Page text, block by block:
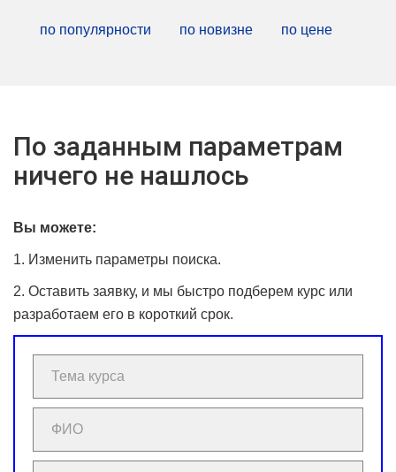
по популярности по новизне по цене
По заданным параметрам
ничего не нашлось
Вы можете:
1. Изменить параметры поиска.
2. Оставить заявку, и мы быстро подберем курс или
разработаем его в короткий срок.